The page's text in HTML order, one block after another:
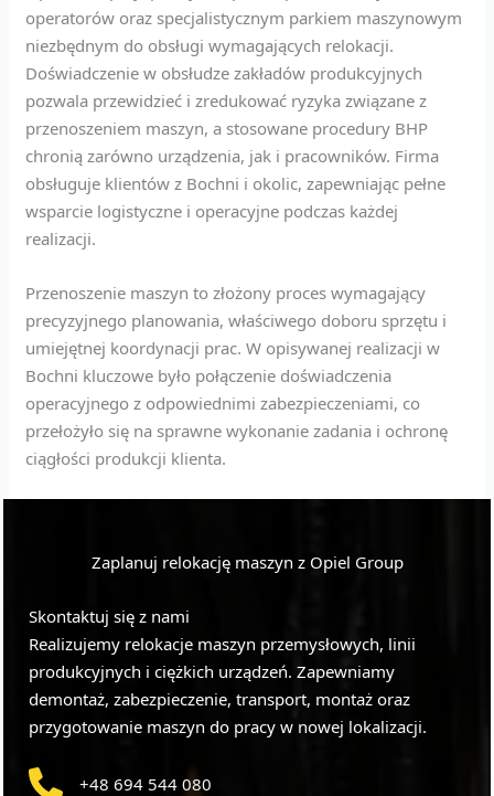
operatorów oraz specjalistycznym parkiem maszynowym
niezbędnym do obsługi wymagających relokacji.
Doświadczenie w obsłudze zakładów produkcyjnych
pozwala przewidzieć i zredukować ryzyka związane z
przenoszeniem maszyn, a stosowane procedury BHP
chronią zarówno urządzenia, jak i pracowników. Firma
obsługuje klientów z Bochni i okolic, zapewniając pełne
wsparcie logistyczne i operacyjne podczas każdej
realizacji.
Przenoszenie maszyn to złożony proces wymagający
precyzyjnego planowania, właściwego doboru sprzętu i
umiejętnej koordynacji prac. W opisywanej realizacji w
Bochni kluczowe było połączenie doświadczenia
operacyjnego z odpowiednimi zabezpieczeniami, co
przełożyło się na sprawne wykonanie zadania i ochronę
ciągłości produkcji klienta.
Zaplanuj relokację maszyn z Opiel Group
Skontaktuj się z nami
Realizujemy relokacje maszyn przemysłowych, linii
produkcyjnych i ciężkich urządzeń. Zapewniamy
demontaż, zabezpieczenie, transport, montaż oraz
przygotowanie maszyn do pracy w nowej lokalizacji.
+48 694 544 080